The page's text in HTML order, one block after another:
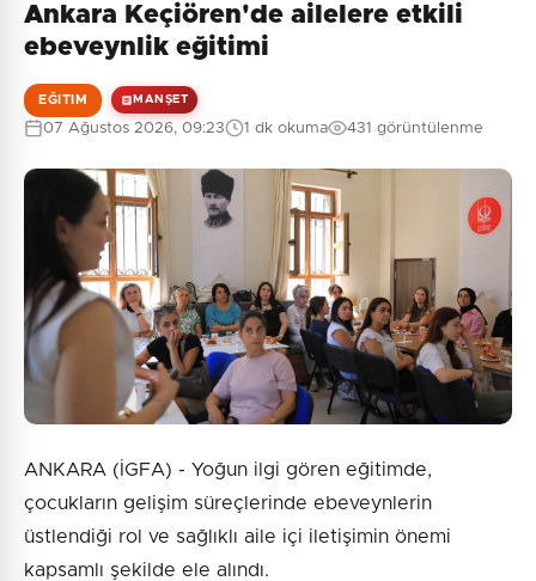
Ankara Keçiören'de ailelere etkili
ebeveynlik eğitimi
EĞITIM MANŞET
07 Ağustos 2026, 09:23 1 dk okuma 431 görüntülenme
ANKARA (İGFA) - Yoğun ilgi gören eğitimde,
çocukların gelişim süreçlerinde ebeveynlerin
üstlendiği rol ve sağlıklı aile içi iletişimin önemi
kapsamlı şekilde ele alındı.